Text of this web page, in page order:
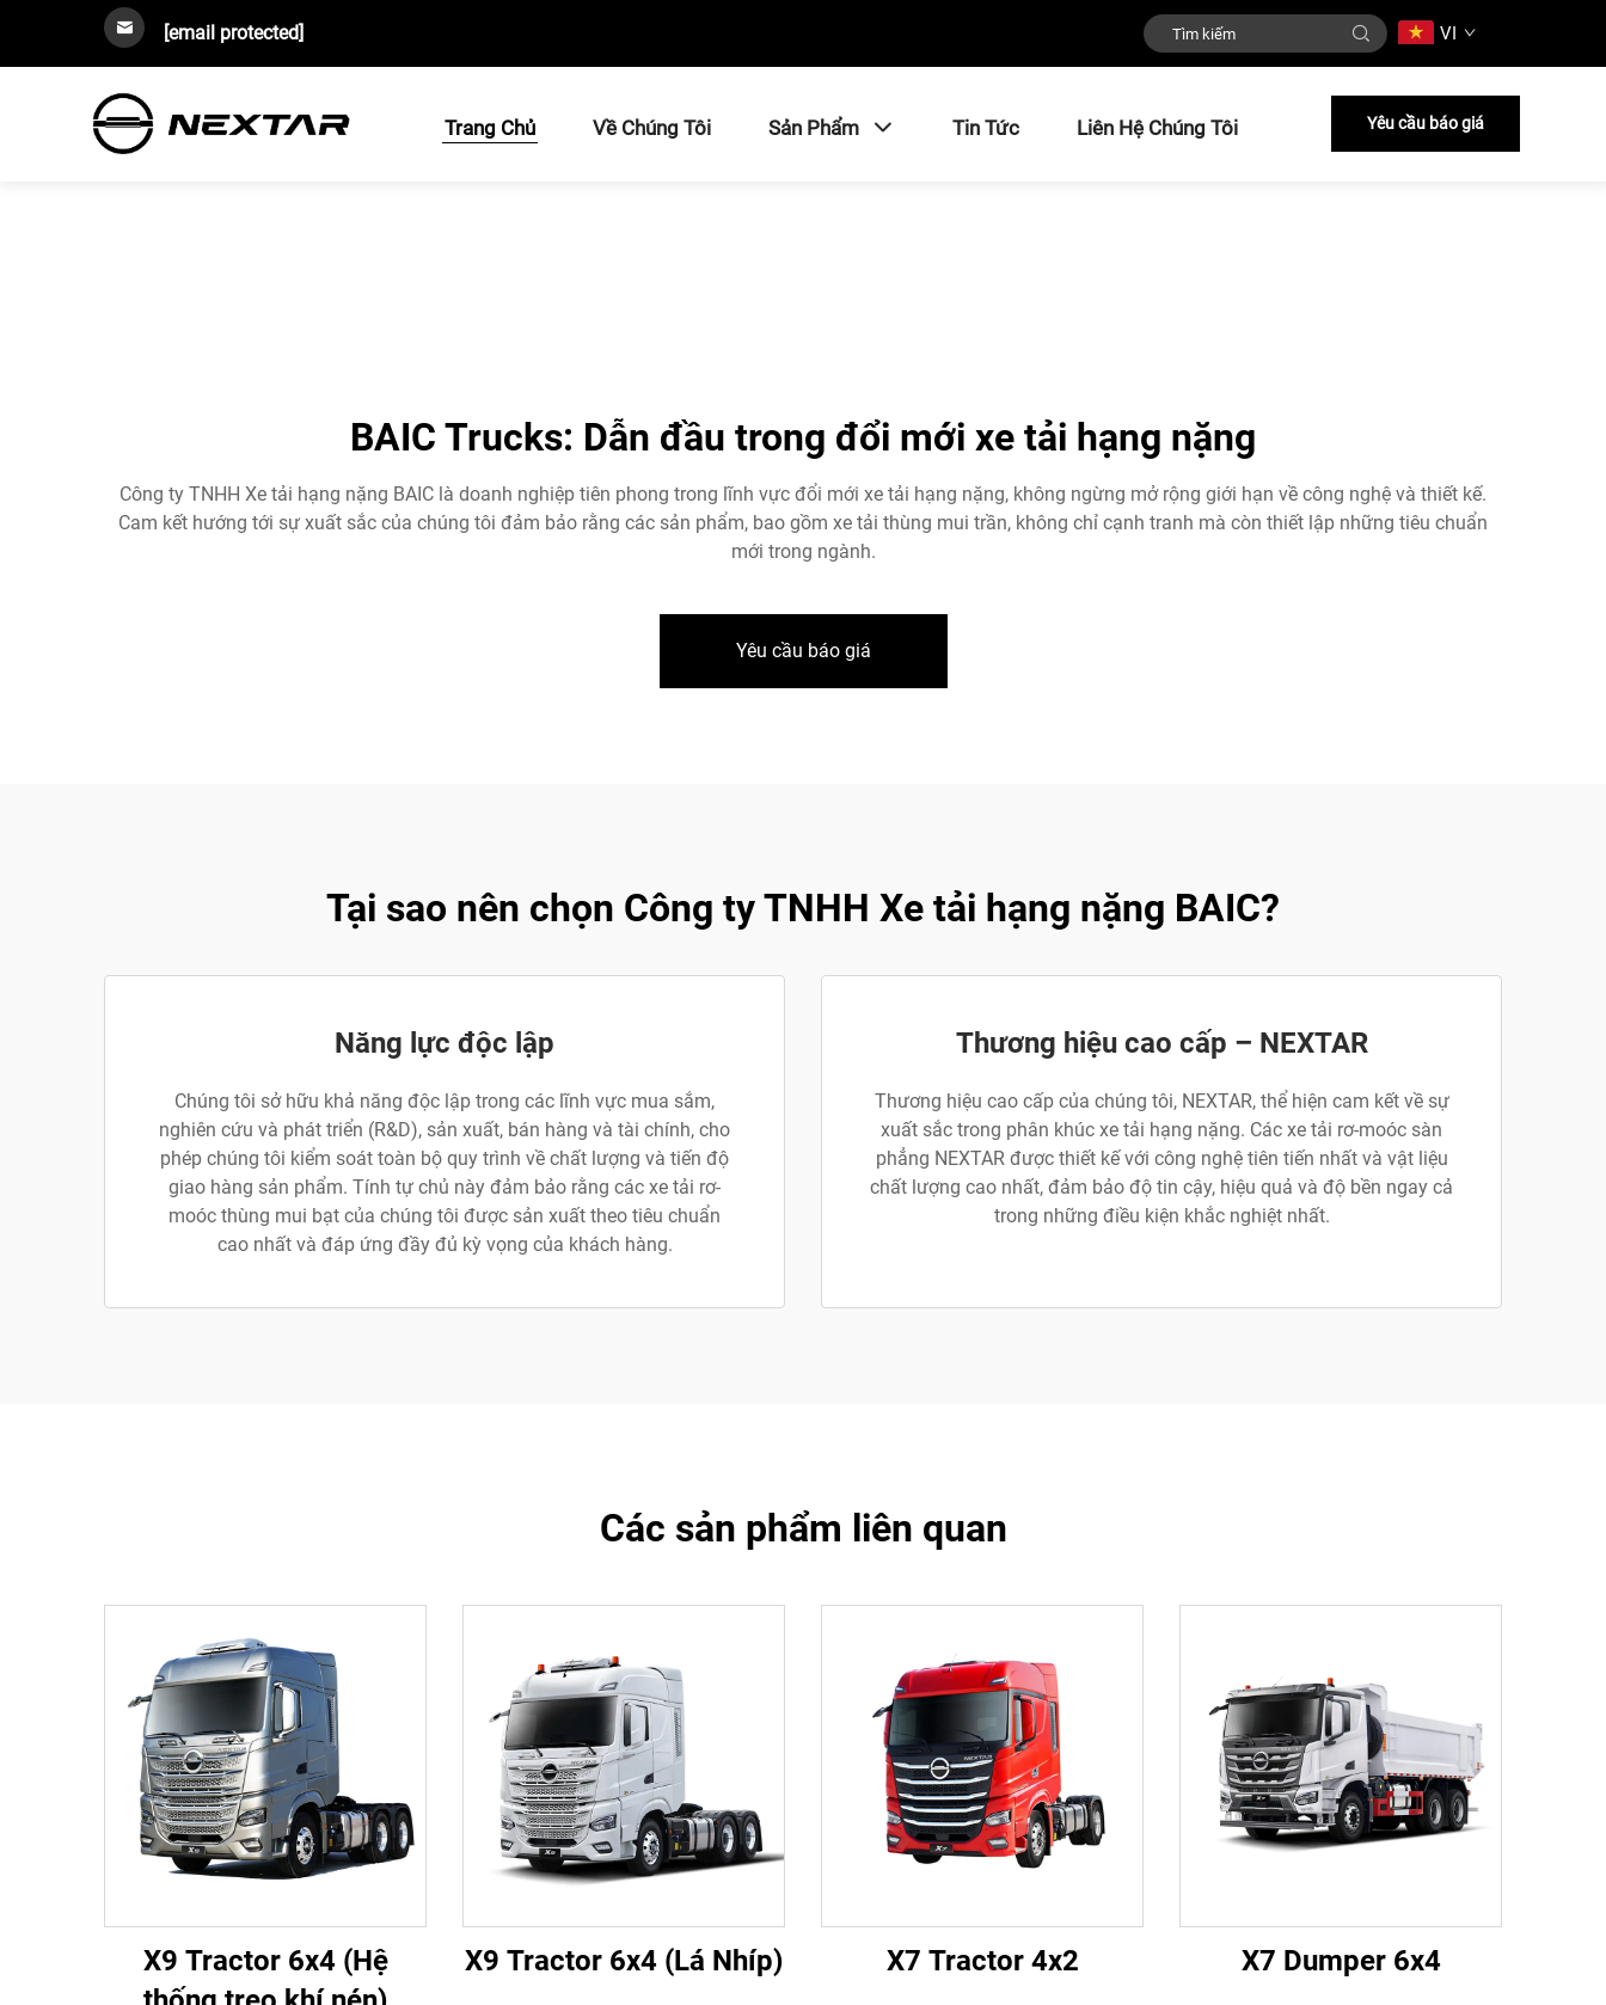
[email protected] VI
Trang Chủ Về Chúng Tôi Sản Phẩm Tin Tức Liên Hệ Chúng Tôi Yêu cầu báo giá
BAIC Trucks: Dẫn đầu trong đổi mới xe tải hạng nặng
Công ty TNHH Xe tải hạng nặng BAIC là doanh nghiệp tiên phong trong lĩnh vực đổi mới xe tải hạng nặng, không ngừng mở rộng giới hạn về công nghệ và thiết kế.
Cam kết hướng tới sự xuất sắc của chúng tôi đảm bảo rằng các sản phẩm, bao gồm xe tải thùng mui trần, không chỉ cạnh tranh mà còn thiết lập những tiêu chuẩn
mới trong ngành.
Yêu cầu báo giá
Tại sao nên chọn Công ty TNHH Xe tải hạng nặng BAIC?
Năng lực độc lập
Chúng tôi sở hữu khả năng độc lập trong các lĩnh vực mua sắm,
nghiên cứu và phát triển (R&D), sản xuất, bán hàng và tài chính, cho
phép chúng tôi kiểm soát toàn bộ quy trình về chất lượng và tiến độ
giao hàng sản phẩm. Tính tự chủ này đảm bảo rằng các xe tải rơ-
moóc thùng mui bạt của chúng tôi được sản xuất theo tiêu chuẩn
cao nhất và đáp ứng đầy đủ kỳ vọng của khách hàng.
Thương hiệu cao cấp – NEXTAR
Thương hiệu cao cấp của chúng tôi, NEXTAR, thể hiện cam kết về sự
xuất sắc trong phân khúc xe tải hạng nặng. Các xe tải rơ-moóc sàn
phẳng NEXTAR được thiết kế với công nghệ tiên tiến nhất và vật liệu
chất lượng cao nhất, đảm bảo độ tin cậy, hiệu quả và độ bền ngay cả
trong những điều kiện khắc nghiệt nhất.
Các sản phẩm liên quan
X9 Tractor 6x4 (Hệ
X9 Tractor 6x4 (Lá Nhíp) X7 Tractor 4x2 X7 Dumper 6x4